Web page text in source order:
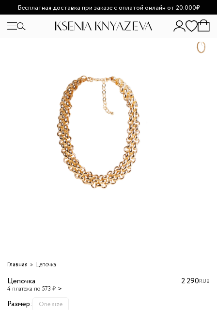
Бесплатная доставка при заказе с оплатой онлайн от 20.000₽
Возможно увеличение сроков доставки из-за высокой
загруженности.
Главная Цепочка
Цепочка
4 платежа по 573 ₽
2 290RUB
Размер: One size